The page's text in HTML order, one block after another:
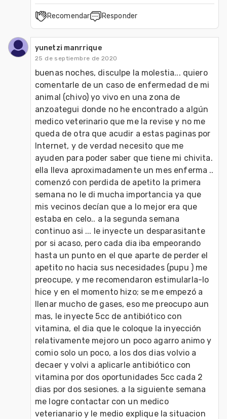
Recomendar Responder
yunetzi manrrique
25 de septiembre de 2020
buenas noches, disculpe la molestia... quiero
comentarle de un caso de enfermedad de mi
animal (chivo) yo vivo en una zona de
anzoategui donde no he encontrado a algún
medico veterinario que me la revise y no me
queda de otra que acudir a estas paginas por
Internet, y de verdad necesito que me
ayuden para poder saber que tiene mi chivita.
ella lleva aproximadamente un mes enferma ..
comenzó con perdida de apetito la primera
semana no le di mucha importancia ya que
mis vecinos decían que a lo mejor era que
estaba en celo.. a la segunda semana
continuo asi ... le inyecte un desparasitante
por si acaso, pero cada dia iba empeorando
hasta un punto en el que aparte de perder el
apetito no hacia sus necesidades (pupu ) me
preocupe, y me recomendaron estimularla-lo
hice y en el momento hizo; se me empezó a
llenar mucho de gases, eso me preocupo aun
mas, le inyecte 5cc de antibiótico con
vitamina, el dia que le coloque la inyección
relativamente mejoro un poco agarro animo y
comio solo un poco, a los dos dias volvio a
decaer y volvi a aplicarle antibiótico con
vitamina por dos oportunidades 5cc cada 2
dias por dos sesiones. a la siguiente semana
me logre contactar con un medico
veterianario y le medio explique la situacion